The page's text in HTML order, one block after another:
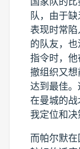
队，由于
表现时常
的队友，
指令时，
撤组织又
达到最佳
在曼城的
我定位和决
而帕尔默